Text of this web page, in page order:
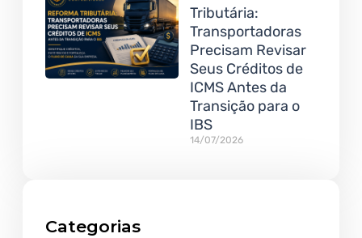
Tributária:
Transportadoras
Precisam Revisar
Seus Créditos de
ICMS Antes da
Transição para o
IBS
14/07/2026
Categorias